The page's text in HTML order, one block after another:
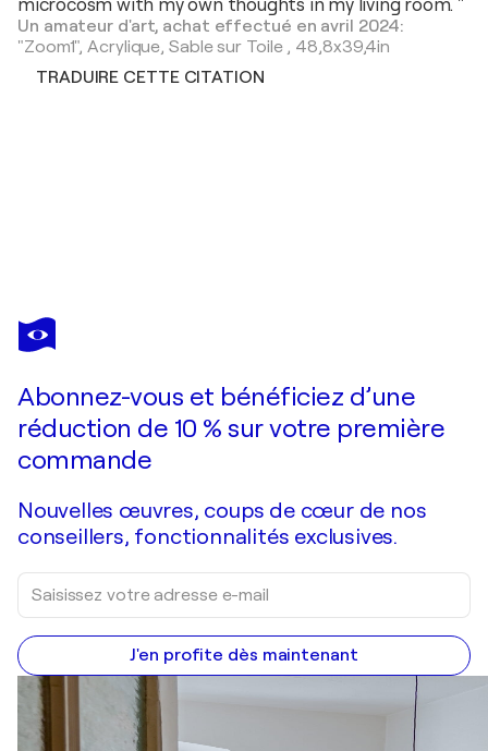
microcosm with my own thoughts in my living room. "
Un amateur d'art, achat effectué en avril 2024:
"Zoom1",Acrylique, Sable sur Toile, 48,8x39,4in
TRADUIRE CETTE CITATION
CAROLE KOHLER
Odarome 3
Abonnez-vous et bénéficiez d’une
réduction de 10 % sur votre première
commande
Nouvelles œuvres, coups de cœur de nos
conseillers, fonctionnalités exclusives.
J'en profite dès maintenant